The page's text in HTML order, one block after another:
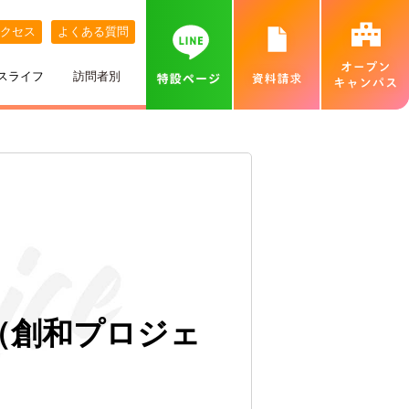
セス よくある質問
講師紹介
ベルズキッチン（学内店舗実習）
めざす職業
ネット出願について
特待生制度
めざす資格
ライフ
カバンの中身紹介
訪問者別
留学生の方へ
採用情報（職員・講師募集）
個別相談会（オンラインあり）
無料送迎バス
創和プロジェ